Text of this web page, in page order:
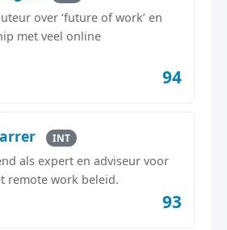
over ‘future of work’ en
met veel online
94
INT
als expert en adviseur voor
remote work beleid.
93